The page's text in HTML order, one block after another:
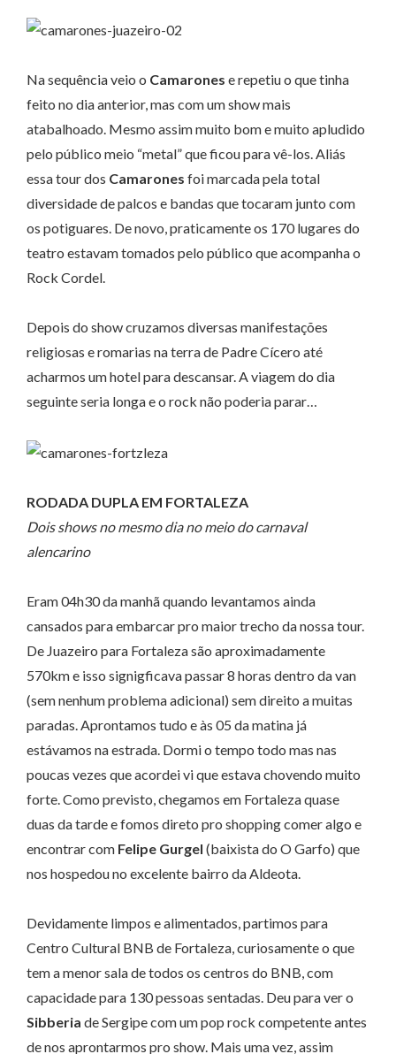
Na sequência veio o Camarones e repetiu o que tinha
feito no dia anterior, mas com um show mais
atabalhoado. Mesmo assim muito bom e muito apludido
pelo público meio “metal” que ficou para vê-los. Aliás
essa tour dos Camarones foi marcada pela total
diversidade de palcos e bandas que tocaram junto com
os potiguares. De novo, praticamente os 170 lugares do
teatro estavam tomados pelo público que acompanha o
Rock Cordel.
Depois do show cruzamos diversas manifestações
religiosas e romarias na terra de Padre Cícero até
acharmos um hotel para descansar. A viagem do dia
seguinte seria longa e o rock não poderia parar…
RODADA DUPLA EM FORTALEZA
Dois shows no mesmo dia no meio do carnaval
alencarino
Eram 04h30 da manhã quando levantamos ainda
cansados para embarcar pro maior trecho da nossa tour.
De Juazeiro para Fortaleza são aproximadamente
570km e isso signigficava passar 8 horas dentro da van
(sem nenhum problema adicional) sem direito a muitas
paradas. Aprontamos tudo e às 05 da matina já
estávamos na estrada. Dormi o tempo todo mas nas
poucas vezes que acordei vi que estava chovendo muito
forte. Como previsto, chegamos em Fortaleza quase
duas da tarde e fomos direto pro shopping comer algo e
encontrar com Felipe Gurgel (baixista do O Garfo) que
nos hospedou no excelente bairro da Aldeota.
Devidamente limpos e alimentados, partimos para
Centro Cultural BNB de Fortaleza, curiosamente o que
tem a menor sala de todos os centros do BNB, com
capacidade para 130 pessoas sentadas. Deu para ver o
Sibberia de Sergipe com um pop rock competente antes
de nos aprontarmos pro show. Mais uma vez, assim